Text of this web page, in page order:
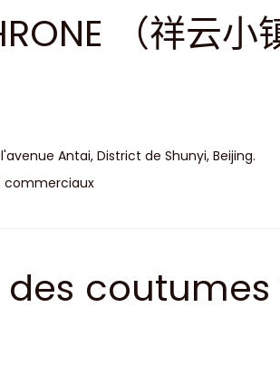
（祥云小
Antai, District de Shunyi, Beijing.
commerciaux
des